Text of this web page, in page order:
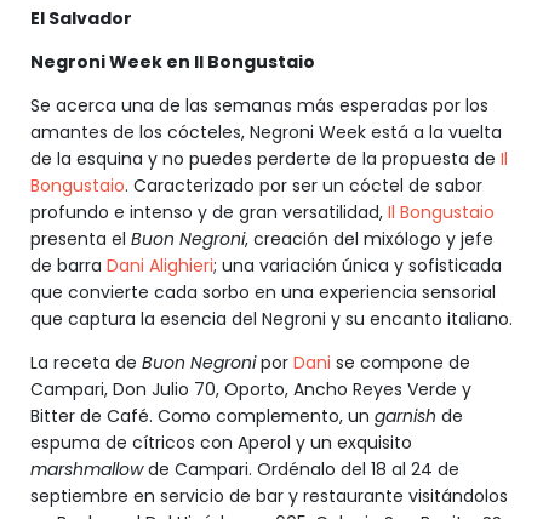
El Salvador
Negroni Week en Il Bongustaio
Se acerca una de las semanas más esperadas por los
amantes de los cócteles, Negroni Week está a la vuelta
de la esquina y no puedes perderte de la propuesta de Il
Bongustaio. Caracterizado por ser un cóctel de sabor
profundo e intenso y de gran versatilidad, Il Bongustaio
presenta el Buon Negroni, creación del mixólogo y jefe
de barra Dani Alighieri; una variación única y sofisticada
que convierte cada sorbo en una experiencia sensorial
que captura la esencia del Negroni y su encanto italiano.
La receta de Buon Negronipor Dani se compone de
Campari, Don Julio 70, Oporto, Ancho Reyes Verde y
Bitter de Café. Como complemento, un garnish de
espuma de cítricos con Aperol y un exquisito
marshmallowde Campari. Ordénalo del 18 al 24 de
septiembre en servicio de bar y restaurante visitándolos